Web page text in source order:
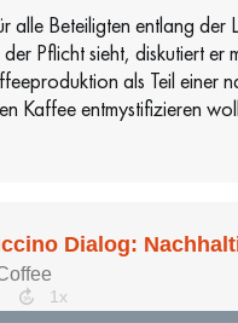
Beteiligten entlang
Pflicht sieht, diskutiert
als Teil einer
Kaffee entmystifizieren